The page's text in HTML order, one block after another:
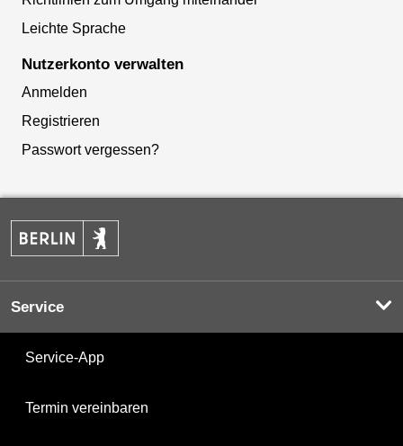
Leichte Sprache
Nutzerkonto verwalten
Anmelden
Registrieren
Passwort vergessen?
Service
Service-App
Termin vereinbaren